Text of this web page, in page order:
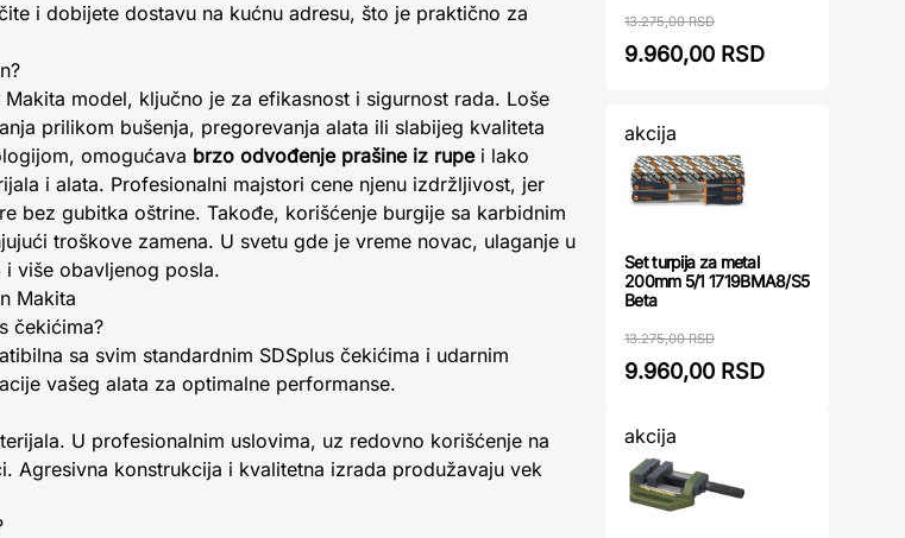
i dobijete dostavu na kućnu adresu, što je praktično za
model, ključno je za efikasnost i sigurnost rada. Loše
prilikom bušenja, pregorevanja alata ili slabijeg kvaliteta
omogućava brzo odvođenje prašine iz rupei lako
i alata. Profesionalni majstori cene njenu izdržljivost, jer
bez gubitka oštrine. Takođe, korišćenje burgije sa karbidnim
troškove zamena. U svetu gde je vreme novac, ulaganje u
više obavljenog posla.
Makita
čekićima?
sa svim standardnim SDSplus čekićima i udarnim
vašeg alata za optimalne performanse.
U profesionalnim uslovima, uz redovno korišćenje na
Agresivna konstrukcija i kvalitetna izrada produžavaju vek
13.275,00 RSD
9.960,00 RSD
akcija
Set turpija za metal
200mm 5/1 1719BMA8/S5
Beta
13.275,00 RSD
9.960,00 RSD
akcija